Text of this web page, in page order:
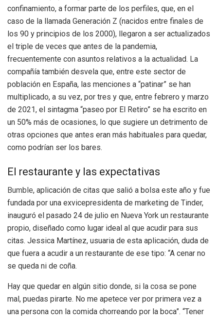
confinamiento, a formar parte de los perfiles, que, en el
caso de la llamada Generación Z (nacidos entre finales de
los 90 y principios de los 2000), llegaron a ser actualizados
el triple de veces que antes de la pandemia,
frecuentemente con asuntos relativos a la actualidad. La
compañía también desvela que, entre este sector de
población en España, las menciones a “patinar” se han
multiplicado, a su vez, por tres y que, entre febrero y marzo
de 2021, el sintagma “paseo por El Retiro” se ha escrito en
un 50% más de ocasiones, lo que sugiere un detrimento de
otras opciones que antes eran más habituales para quedar,
como podrían ser los bares.
El restaurante y las expectativas
Bumble, aplicación de citas que salió a bolsa este año y fue
fundada por una exvicepresidenta de marketing de Tinder,
inauguró el pasado 24 de julio en Nueva York un restaurante
propio, diseñado como lugar ideal al que acudir para sus
citas. Jessica Martínez, usuaria de esta aplicación, duda de
que fuera a acudir a un restaurante de ese tipo: “A cenar no
se queda ni de coña.
Hay que quedar en algún sitio donde, si la cosa se pone
mal, puedas pirarte. No me apetece ver por primera vez a
una persona con la comida chorreando por la boca”. “Tener